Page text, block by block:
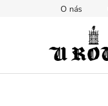
O nás